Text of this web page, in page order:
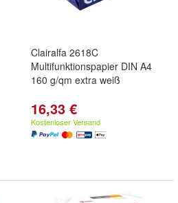
Clairalfa 2618C
Multifunktionspapier DIN A4
160 g/qm extra weiß
16,33 €
Kostenloser Versand